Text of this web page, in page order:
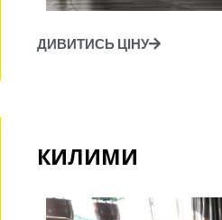
ДИВИТИСЬ ЦІНУ
КИЛИМИ